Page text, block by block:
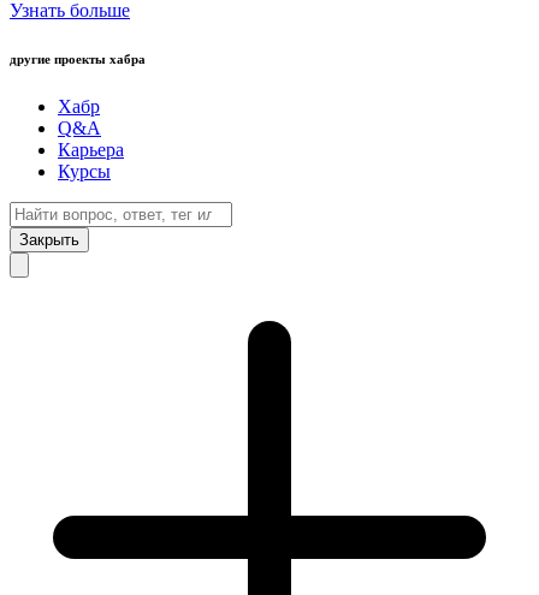
Узнать больше
другие проекты хабра
Хабр
Q&A
Карьера
Курсы
Закрыть